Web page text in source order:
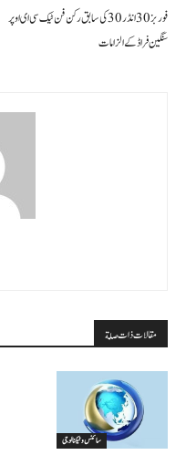
فوربز 30 انڈر 30 کی سابق رکن فن ٹیک سی ای او پر
سنگین فراڈ کے الزامات
مقالات ذات صلة
سائنس وٹیکنالوجی